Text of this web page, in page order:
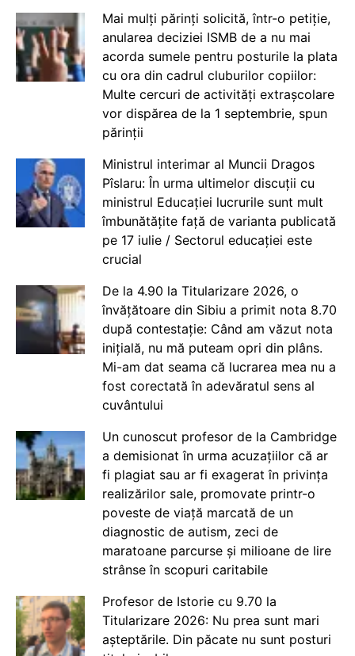
Mai mulți părinți solicită, într-o petiție,
anularea deciziei ISMB de a nu mai
acorda sumele pentru posturile la plata
cu ora din cadrul cluburilor copiilor:
Multe cercuri de activități extrașcolare
vor dispărea de la 1 septembrie, spun
părinții
Ministrul interimar al Muncii Dragos
Pîslaru: În urma ultimelor discuții cu
ministrul Educației lucrurile sunt mult
îmbunătățite față de varianta publicată
pe 17 iulie / Sectorul educației este
crucial
De la 4.90 la Titularizare 2026, o
învățătoare din Sibiu a primit nota 8.70
după contestație: Când am văzut nota
inițială, nu mă puteam opri din plâns.
Mi-am dat seama că lucrarea mea nu a
fost corectată în adevăratul sens al
cuvântului
Un cunoscut profesor de la Cambridge
a demisionat în urma acuzațiilor că ar
fi plagiat sau ar fi exagerat în privința
realizărilor sale, promovate printr-o
poveste de viață marcată de un
diagnostic de autism, zeci de
maratoane parcurse și milioane de lire
strânse în scopuri caritabile
Profesor de Istorie cu 9.70 la
Titularizare 2026: Nu prea sunt mari
așteptările. Din păcate nu sunt posturi